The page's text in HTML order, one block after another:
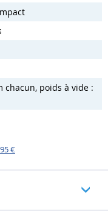
chacun, poids à vide :
€